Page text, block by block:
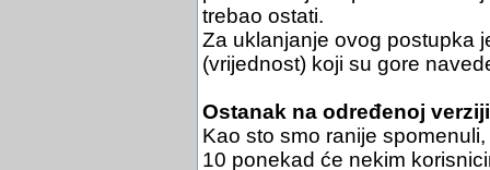
trebao ostati.
Za uklanjanje ovog postupka
(vrijednost) koji su gore
Ostanak na određenoj
Kao sto smo ranije
10 ponekad će nekim